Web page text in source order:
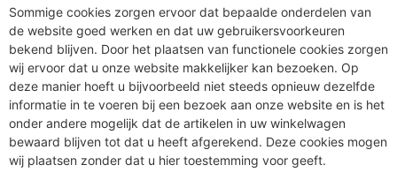
Sommige cookies zorgen ervoor dat bepaalde onderdelen van
de website goed werken en dat uw gebruikersvoorkeuren
bekend blijven. Door het plaatsen van functionele cookies zorgen
wij ervoor dat u onze website makkelijker kan bezoeken. Op
deze manier hoeft u bijvoorbeeld niet steeds opnieuw dezelfde
informatie in te voeren bij een bezoek aan onze website en is het
onder andere mogelijk dat de artikelen in uw winkelwagen
bewaard blijven tot dat u heeft afgerekend. Deze cookies mogen
wij plaatsen zonder dat u hier toestemming voor geeft.